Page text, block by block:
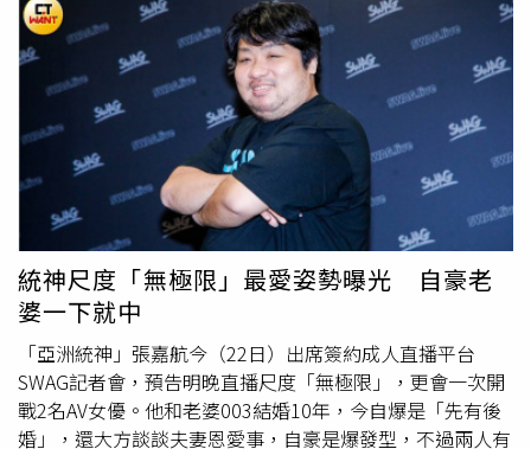
了，那我祝福他們早生貴女，因為兒子都生了。」陶晶瑩說
她其實是比較早認識許瑋甯，但後來都是跟夫妻倆一起吃
飯，「我們通常都是太太們坐一起，先生們坐一起，他們兩
個總是一個坐六點一個坐十二點（方位），就如同一直以來
的低調，只有邱澤被CUE唱歌喝酒的時候才比較嗨。」但她
覺得這對夫妻很棒的部分是，在育兒的過程中，完全沒有感
覺到他們的疲憊，反而是非常享受每個階段，覺得這點很
棒。與許瑋甯有不錯交情的吳姍儒，也難得與老公王陽開一
同出席，她表示上一次到這個場地是四年多前自己的婚禮，
那時老公沒有受訪，今天還特地向老公是愛說：「我很滿意
（婚姻生活），我很享受婚姻生活當中。」但被問要不要第
三胎時她一副驚嚇地模樣說：「沒有沒有沒有，太累了。」
她也笑稱很開心能來參加婚禮，直說：「21世紀以來沒看過
這麼好看的新人！」吳姍儒穿著深V禮服與老公王陽開一同
出席婚宴，頗為搶鏡。（圖／侯世駿攝）
統神尺度「無極限」最愛姿勢曝光 自豪老
婆一下就中
「亞洲統神」張嘉航今（22日）出席簽約成人直播平台
SWAG記者會，預告明晚直播尺度「無極限」，更會一次開
戰2名AV女優。他和老婆003結婚10年，今自爆是「先有後
婚」，還大方談談夫妻恩愛事，自豪是爆發型，不過兩人有